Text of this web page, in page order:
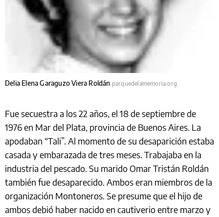
Delia Elena Garaguzo Viera Roldán parquedelamemoria.org
Fue secuestra a los 22 años, el 18 de septiembre de
1976 en Mar del Plata, provincia de Buenos Aires. La
apodaban “Tali”. Al momento de su desaparición estaba
casada y embarazada de tres meses. Trabajaba en la
industria del pescado. Su marido Omar Tristán Roldán
también fue desaparecido. Ambos eran miembros de la
organización Montoneros. Se presume que el hijo de
ambos debió haber nacido en cautiverio entre marzo y